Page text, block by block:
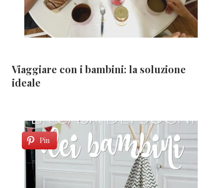
Viaggiare con i bambini: la soluzione
ideale
Pin